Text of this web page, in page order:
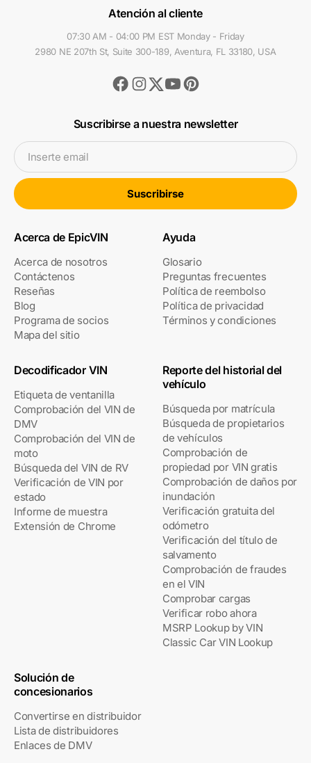
Atención al cliente
07:30 AM - 04:00 PM EST Monday - Friday
2980 NE 207th St, Suite 300-189, Aventura, FL 33180, USA
Facebook
Instagram
TwitterYoutubePinterest
Suscribirse a nuestra newsletter
Inserte email
Suscribirse
Acerca de EpicVIN
Acerca de nosotros
Contáctenos
Reseñas
Blog
Programa de socios
Mapa del sitio
Ayuda
Glosario
Preguntas frecuentes
Política de reembolso
Política de privacidad
Términos y condiciones
Decodificador VIN
Etiqueta de ventanilla
Comprobación del VIN de
DMV
Comprobación del VIN de
moto
Búsqueda del VIN de RV
Verificación de VIN por
estado
Informe de muestra
Extensión de Chrome
Reporte del historial del
vehículo
Búsqueda por matrícula
Búsqueda de propietarios
de vehículos
Comprobación de
propiedad por VIN gratis
Comprobación de daños por
inundación
Verificación gratuita del
odómetro
Verificación del título de
salvamento
Comprobación de fraudes
en el VIN
Comprobar cargas
Verificar robo ahora
MSRP Lookup by VIN
Classic Car VIN Lookup
Solución de
concesionarios
Convertirse en distribuidor
Lista de distribuidores
Enlaces de DMV